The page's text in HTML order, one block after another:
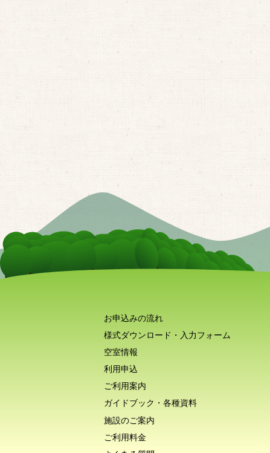
お申込みの流れ
様式ダウンロード・入力フォーム
空室情報
利用申込
ご利用案内
ガイドブック・各種資料
施設のご案内
ご利用料金